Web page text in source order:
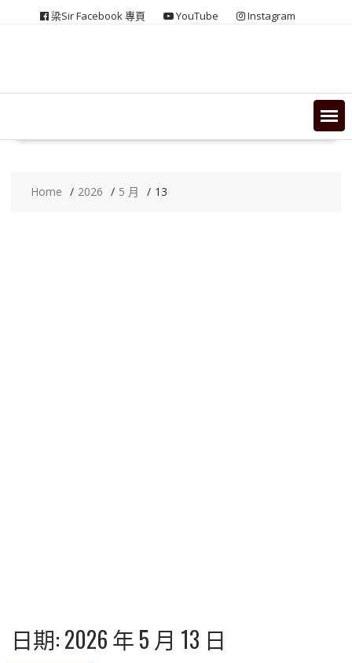
梁Sir Facebook 專頁 YouTube Instagram
Home 2026 5 月 13
日期:2026 年 5 月 13 日